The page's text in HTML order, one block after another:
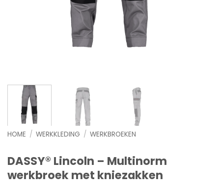
HOME / WERKKLEDING / WERKBROEKEN
DASSY® Lincoln – Multinorm
werkbroek met kniezakken